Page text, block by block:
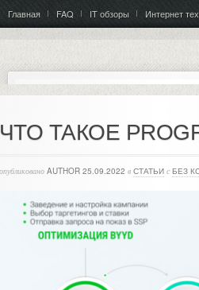
Главная FAQ IT обзоры Интернет
ТАКОЕ
AUTHOR 25.09.2022 в СТАТЬИ с БЕЗ